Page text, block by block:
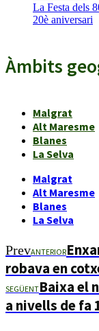
La Festa dels
20è aniversari
Àmbits
Malgrat
Alt Maresme
Blanes
La Selva
Malgrat
Alt Maresme
Blanes
La Selva
PrevANTERIOR
robava en
SEGÜENTBaixa el
a nivells de fa